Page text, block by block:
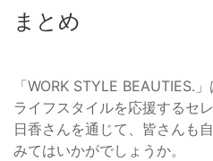
まとめ
「WORK STYLE BEAUTIES.
ライフスタイルを応援するセ
日香さんを通じて、皆さんも
みてはいかがでしょうか。